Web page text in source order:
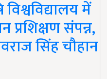
विश्वविद्यालय में
प्रशिक्षण संपन्न,
सिंह चौहान